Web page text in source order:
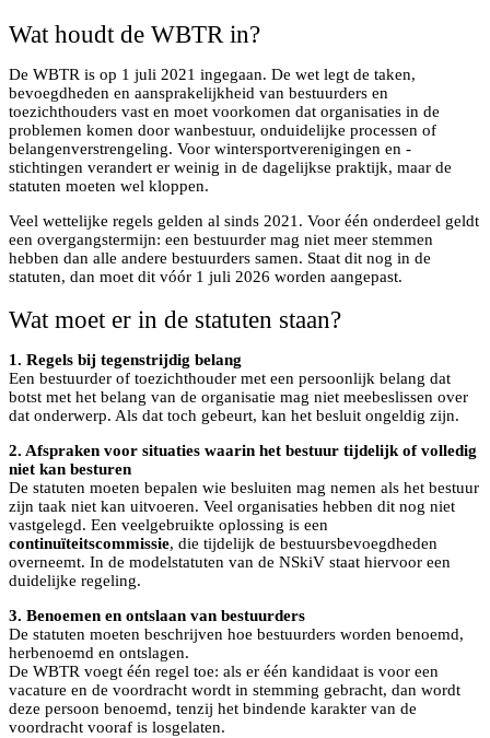
Wat houdt de WBTR in?
De WBTR is op 1 juli 2021 ingegaan. De wet legt de taken,
bevoegdheden en aansprakelijkheid van bestuurders en
toezichthouders vast en moet voorkomen dat organisaties in de
problemen komen door wanbestuur, onduidelijke processen of
belangenverstrengeling. Voor wintersportverenigingen en -
stichtingen verandert er weinig in de dagelijkse praktijk, maar de
statuten moeten wel kloppen.
Veel wettelijke regels gelden al sinds 2021. Voor één onderdeel geldt
een overgangstermijn: een bestuurder mag niet meer stemmen
hebben dan alle andere bestuurders samen. Staat dit nog in de
statuten, dan moet dit vóór 1 juli 2026 worden aangepast.
Wat moet er in de statuten staan?
1. Regels bij tegenstrijdig belang
Een bestuurder of toezichthouder met een persoonlijk belang dat
botst met het belang van de organisatie mag niet meebeslissen over
dat onderwerp. Als dat toch gebeurt, kan het besluit ongeldig zijn.
2. Afspraken voor situaties waarin het bestuur tijdelijk of volledig
niet kan besturen
De statuten moeten bepalen wie besluiten mag nemen als het bestuur
zijn taak niet kan uitvoeren. Veel organisaties hebben dit nog niet
vastgelegd. Een veelgebruikte oplossing is een
continuïteitscommissie, die tijdelijk de bestuursbevoegdheden
overneemt. In de modelstatuten van de NSkiV staat hiervoor een
duidelijke regeling.
3. Benoemen en ontslaan van bestuurders
De statuten moeten beschrijven hoe bestuurders worden benoemd,
herbenoemd en ontslagen.
De WBTR voegt één regel toe: als er één kandidaat is voor een
vacature en de voordracht wordt in stemming gebracht, dan wordt
deze persoon benoemd, tenzij het bindende karakter van de
voordracht vooraf is losgelaten.